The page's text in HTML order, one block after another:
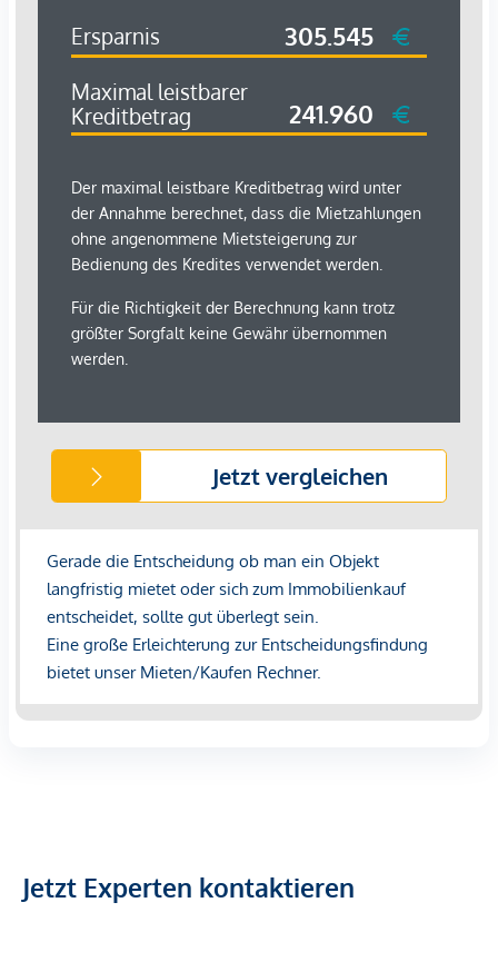
Individualverkehr unmittelbar angebunden:
Operngasse
Margaretenstraße
Paulanergasse
Karlsplatz
Wienzeile
dem zu vermittelnden Dritten ein familiäres oder
wirtschaftliches Naheverhältnis besteht.
*Der Vertrag kommt nicht mit der INFINA Credit Broker
GmbH zustande. Das Objekt wird von einem externen
gegenüber dem anbietenden Immobilienunternehmen
geltend zu machen. Wir weisen Sie darauf hin, dass die
gemachten Angaben und Informationen lediglich
unverbindliche Vorabinformationen sind und daher ohne
Gewähr erfolgen. Der Immobilienmakler erklärt, dass er –
entgegen dem in der Immobilienwirtschaft üblichen
Jetzt Experten kontaktieren